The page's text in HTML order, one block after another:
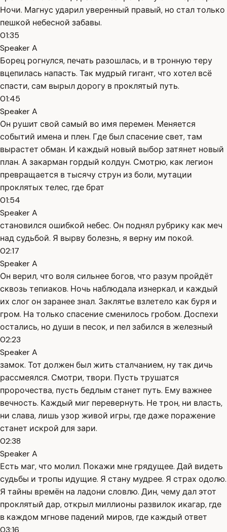
Ночи. Магнус ударил уверенный правый, но стал только
пешкой небесной забавы.
01:35
Speaker A
Борец рогнулся, печать разошлась, и в тронную теру
вцепилась напасть. Так мудрый гигант, что хотел всё
спасти, сам вырыл дорогу в проклятый путь.
01:45
Speaker A
Он рушит свой самый во имя перемен. Меняется
событий имена и плен. Где был спасение свет, там
вырастет обман. И каждый новый выбор затянет новый
план. А закарман гордый колдун. Смотрю, как легион
превращается в тысячу струн из боли, мутации
проклятых телес, где брат
01:54
Speaker A
становился ошибкой небес. Он поднял рубрику как меч
над судьбой. Я вырву болезнь, я верну им покой.
02:17
Speaker A
Он верил, что воля сильнее богов, что разум пройдёт
сквозь тепиаков. Ночь наблюдала изнеркал, и каждый
их слог он заранее знал. Заклятье взлетело как буря и
гром. На только спасение сменилось гробом. Доспехи
остались, но души в песок, и пел забился в железный
02:23
Speaker A
замок. Тот должен был жить сталчанием, ну так дичь
рассмеялся. Смотри, твори. Пусть трушатся
пророчества, пусть бедлым станет путь. Ему важнее
вечность. Каждый миг перевернуть. Не трон, ни власть,
ни слава, лишь узор живой игры, где даже поражение
станет искрой для зари.
02:38
Speaker A
Есть маг, что молил. Покажи мне грядущее. Дай видеть
судьбы и тропы идущие. Я стану мудрее. Я страх одолю.
Я тайны времён на ладони словлю. Дин, чему дал этот
проклятый дар, открыл миллионы развилок икагар, где
в каждом мгнове падений миров, где каждый ответ
03:16